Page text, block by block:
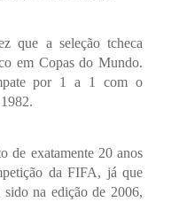
que a seleção tcheca
em Copas do Mundo.
por 1 a 1 com o
de exatamente 20 anos
da FIFA, já que
na edição de 2006,